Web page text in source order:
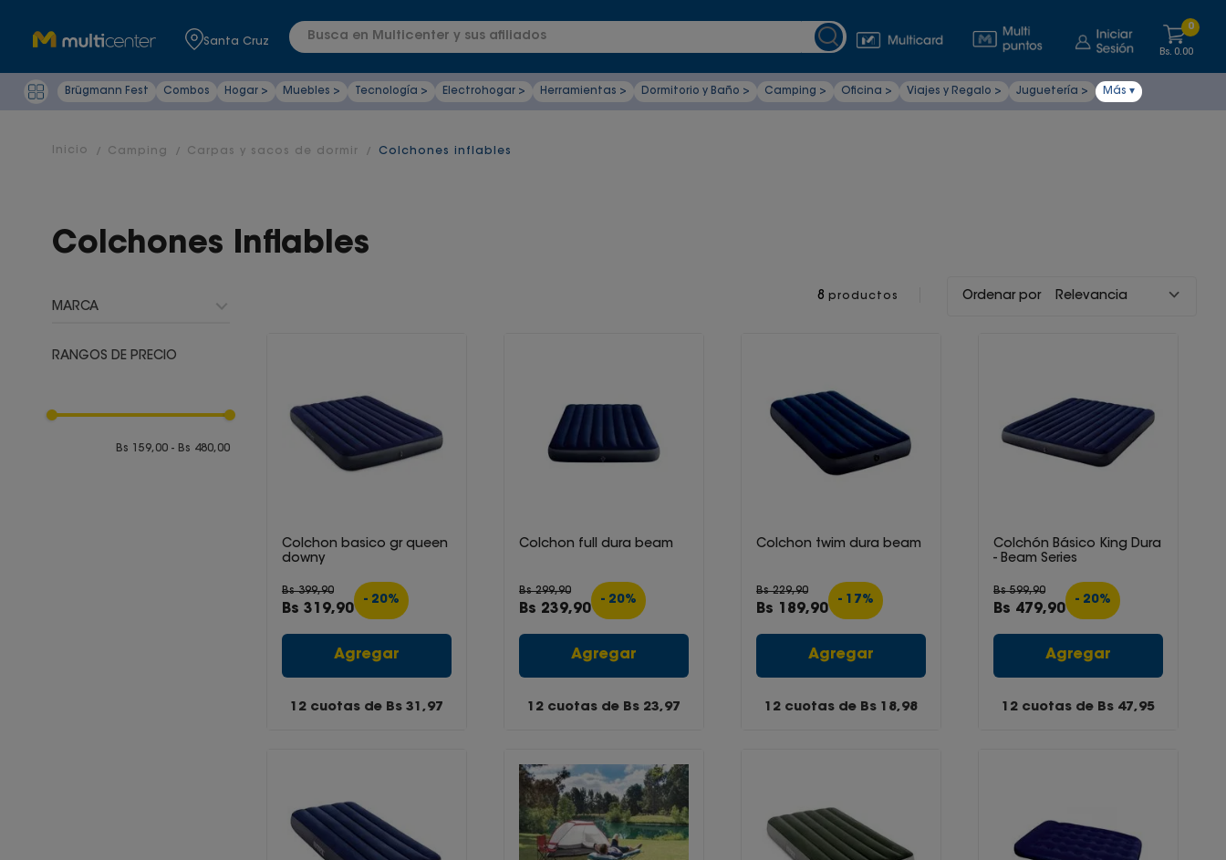
Santa Cruz
Busca en Multicenter y sus afiliados 0
Bs. 0.00
Brügmann Fest Combos Hogar > Muebles > Tecnología > Electrohogar > Herramientas > Dormitorio y Baño > Camping > Oficina > Viajes y Regalo > Juguetería > Más ▾
Camping Carpas y sacos de dormir Colchones inflables
Colchones Inflables
MARCA
RANGOS DE PRECIO
Bs 159,00 Bs 480,00
8 productos Ordenar por Relevancia
Colchon basico gr queen
downy
Bs 399,90
Bs 319,90
- 20%
Agregar
12 cuotas de Bs 31,97
Colchon full dura beam
Bs 299,90
Bs 239,90
- 20%
Agregar
12 cuotas de Bs 23,97
Colchon twim dura beam
Bs 229,90
Bs 189,90
- 17%
Agregar
12 cuotas de Bs 18,98
Colchón Básico King Dura
- Beam Series
Bs 599,90
Bs 479,90
- 20%
Agregar
12 cuotas de Bs 47,95